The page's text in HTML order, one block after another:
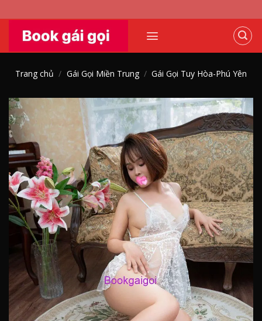
content
Trang chủ / Gái Gọi Miền Trung / Gái Gọi Tuy Hòa-Phú Yên